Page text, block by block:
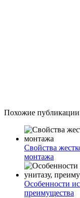
Похожие
Свойства
монтажа
Особенности
преимущества